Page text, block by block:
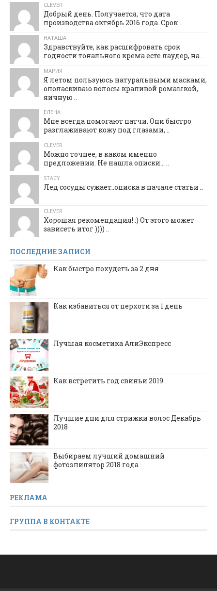
CLEVER
Добрый день. Получается, что дата
производства октябрь 2016 года. Срок ..
НАТАША
Здравствуйте, как расшифровать срок
годности тонального крема есте лаудер, на ..
МАРИЯ
Я летом пользуюсь натуральными масками,
ополаскиваю волосы крапивой ромашкой,
яичную ..
ЕЛЕНА
Мне всегда помогают патчи. Они быстро
разглаживают кожу под глазами, ..
CLEVER
Можно точнее, в каком именно
предложении. Не нашла описки... ..
STACY
Лед сосуды сужает..описка в начале статьи ..
CLEVER
Хорошая рекомендация! :) От этого может
зависеть итог )))) ..
ПОСЛЕДНИЕ ЗАПИСИ
Как быстро похудеть за 2 дня
Как избавиться от перхоти за 1 день
Лучшая косметика АлиЭкспресс
Как встретить год свиньи 2019
Лучшие дни для стрижки волос Декабрь
2018
Выбираем лучший домашний
фотоэпилятор 2018 года
РЕКЛАМА
ГРУППА В КОНТАКТЕ